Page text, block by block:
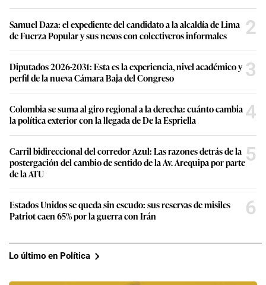
Samuel Daza: el expediente del candidato a la alcaldía de Lima
de Fuerza Popular y sus nexos con colectiveros informales
2
Diputados 2026-2031: Esta es la experiencia, nivel académico y
perfil de la nueva Cámara Baja del Congreso
3
Colombia se suma al giro regional a la derecha: cuánto cambia
la política exterior con la llegada de De la Espriella
4
Carril bidireccional del corredor Azul: Las razones detrás de la
postergación del cambio de sentido de la Av. Arequipa por parte
de la ATU
5
Estados Unidos se queda sin escudo: sus reservas de misiles
Patriot caen 65% por la guerra con Irán
6
Lo último en Política